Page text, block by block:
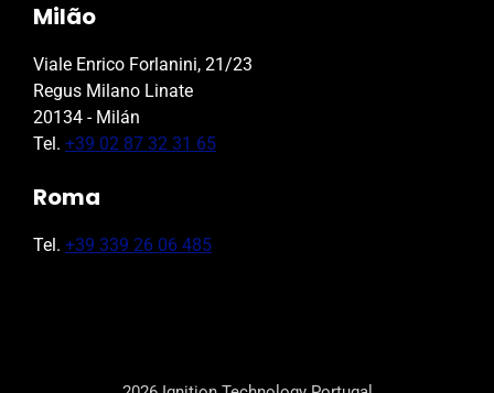
Milão
Viale Enrico Forlanini, 21/23
Regus Milano Linate
20134 - Milán
Tel. +39 02 87 32 31 65
Roma
Tel. +39 339 26 06 485